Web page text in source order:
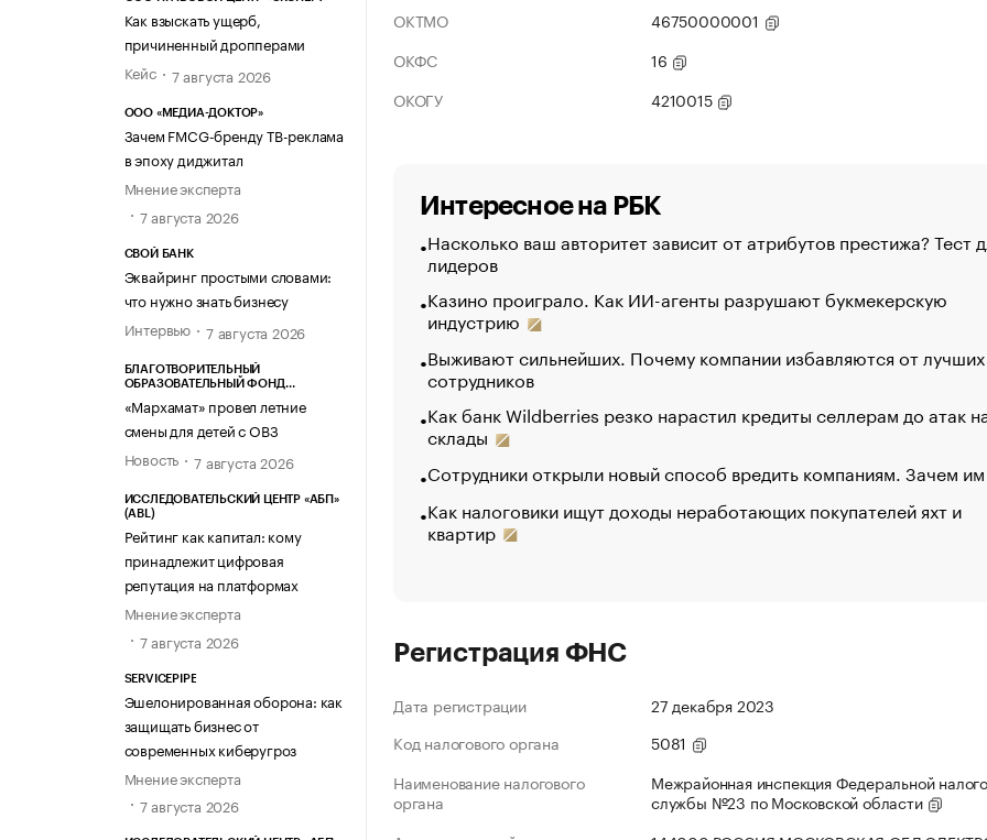
Как взыскать ущерб,
причиненный дропперами
Кейс
7 августа 2026
ООО «МЕДИА-ДОКТОР»
Зачем FMCG-бренду ТВ-реклама
в эпоху диджитал
Мнение эксперта
7 августа 2026
СВОЙ БАНК
Эквайринг простыми словами:
что нужно знать бизнесу
Интервью
7 августа 2026
БЛАГОТВОРИТЕЛЬНЫЙ
ОБРАЗОВАТЕЛЬНЫЙ ФОНД
«Мархамат» провел летние
смены для детей с ОВЗ
Новость
7 августа 2026
ИССЛЕДОВАТЕЛЬСКИЙ ЦЕНТР «АБП»
(ABL)
Рейтинг как капитал: кому
принадлежит цифровая
репутация на платформах
Мнение эксперта
7 августа 2026
SERVICEPIPE
Эшелонированная оборона: как
защищать бизнес от
современных киберугроз
Мнение эксперта
7 августа 2026
ОКТМО
46750000001
ОКФС
16
ОКОГУ
4210015
Интересное на РБК
Насколько ваш авторитет зависит от атрибутов престижа? Тест
лидеров
Казино проиграло. Как ИИ-агенты разрушают букмекерскую
индустрию
Выживают сильнейших. Почему компании избавляются от лучших
сотрудников
Как банк Wildberries резко нарастил кредиты селлерам до атак
склады
Сотрудники открыли новый способ вредить компаниям. Зачем
Как налоговики ищут доходы неработающих покупателей яхт и
квартир
Регистрация ФНС
Дата регистрации
27 декабря 2023
Код налогового органа
5081
Наименование налогового
органа
Межрайонная инспекция Федеральной
службы №23 по Московской области